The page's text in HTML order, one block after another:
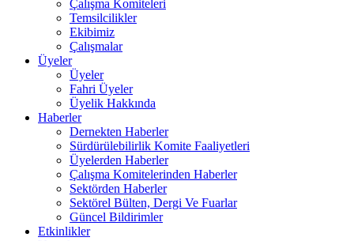
Çalışma Komiteleri
Temsilcilikler
Ekibimiz
Çalışmalar
Üyeler
Üyeler
Fahri Üyeler
Üyelik Hakkında
Haberler
Dernekten Haberler
Sürdürülebilirlik Komite Faaliyetleri
Üyelerden Haberler
Çalışma Komitelerinden Haberler
Sektörden Haberler
Sektörel Bülten, Dergi Ve Fuarlar
Güncel Bildirimler
Etkinlikler